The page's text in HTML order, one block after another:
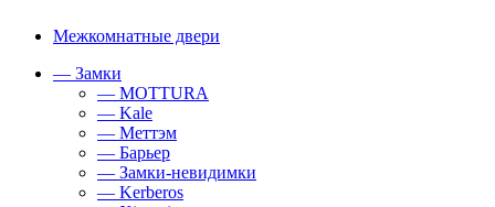
Межкомнатные двери
— Замки
— MOTTURA
— Kale
— Меттэм
— Барьер
— Замки-невидимки
— Kerberos